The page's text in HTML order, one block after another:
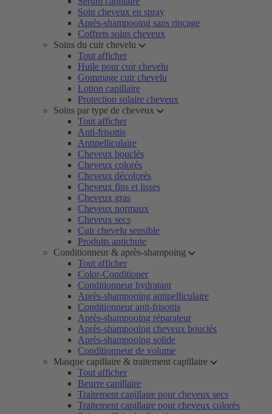
Soin cheveux en spray
Après-shampooing sans rinçage
Coffrets soins cheveux
Soins du cuir chevelu
Tout afficher
Huile pour cuir chevelu
Gommage cuir chevelu
Lotion capillaire
Protection solaire cheveux
Soins par type de cheveux
Tout afficher
Anti-frisottis
Antipelliculaire
Cheveux bouclés
Cheveux colorés
Cheveux décolorés
Cheveux fins et lisses
Cheveux gras
Cheveux normaux
Cheveux secs
Cuir chevelu sensible
Produits antichute
Conditionneur & après-shampoing
Tout afficher
Color-Conditioner
Conditionneur hydratant
Après-shampooing antipelliculaire
Conditionneur anti-frisottis
Après-shampooing réparateur
Après-shampooing cheveux bouclés
Après-shampooing solide
Conditionneur de volume
Masque capillaire & traitement capillaire
Tout afficher
Beurre capillaire
Traitement capillaire pour cheveux secs
Traitement capillaire pour cheveux colorés